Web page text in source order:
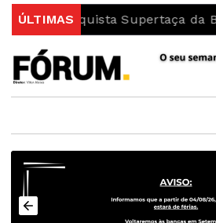
ÚLTIMASSupertaça da Beira Interior